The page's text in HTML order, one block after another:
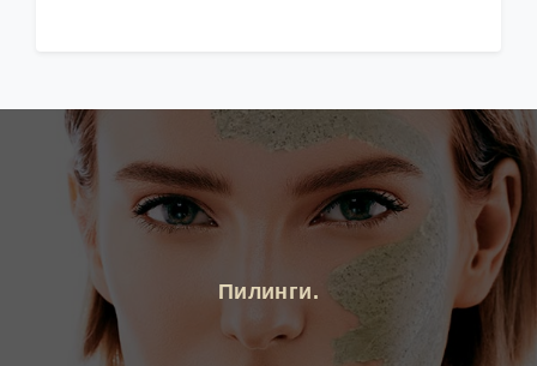
Пилинги.